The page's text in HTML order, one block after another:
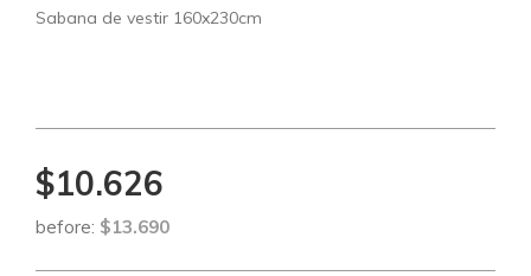
Sabana de vestir 160x230cm
$10.626
before: $13.690